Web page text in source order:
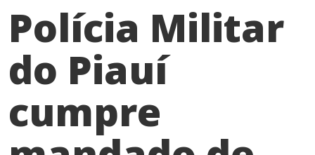
Polícia Militar
do Piauí
cumpre